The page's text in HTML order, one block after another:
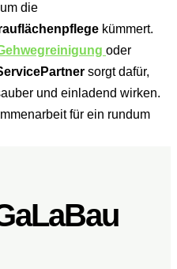
die
kümmert.
oder
sorgt dafür,
und einladend wirken.
für ein rundum